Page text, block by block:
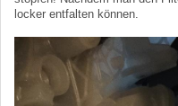
locker entfalten können.